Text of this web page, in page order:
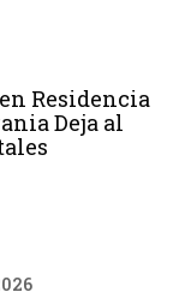
Residencia
Deja al